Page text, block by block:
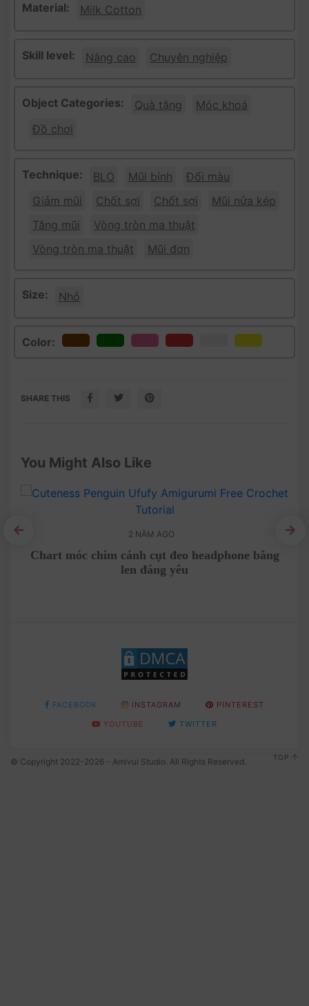
Material: Milk Cotton
Skill level: Nâng cao Chuyên nghiệp
Object Categories: Quà tặng
Móc khoá
Đồ chơi
Technique: BLO Mũi bính
Đổi màu
Giảm mũi
Chốt sợi Chốt sợi
Mũi nửa kép
Tăng mũi
Vòng tròn ma thuật
Vòng tròn ma thuật
Mũi đơn
Size: Nhỏ
Color:
SHARE THIS
You Might Also Like
2 NĂM AGO
Chart móc chim cánh cụt đeo headphone bằng
len đáng yêu
FACEBOOK INSTAGRAM
PINTEREST
YOUTUBE
TWITTER
© Copyright 2022-2026 - Amivui Studio. All Rights Reserved. TOP